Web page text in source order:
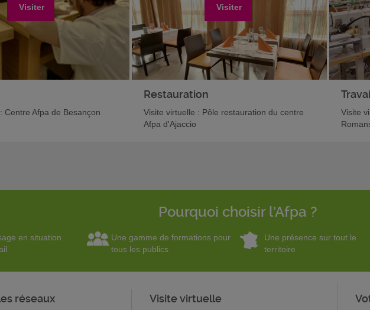
Visiter
Centre Afpa de Besançon
Visiter
Restauration
Visite virtuelle : Pôle restauration du centre
Afpa d'Ajaccio
Visite
Pourquoi choisir l'Afpa ?
en situation
Une gamme de formations pour
tous les publics
Une présence sur tout le
territoire
réseaux Visite virtuelle